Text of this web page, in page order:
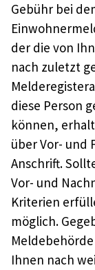
Gebühr bei
der die von
nach zuletzt
diese Person
können,
über Vor- und
Anschrift.
Vor- und
Kriterien
möglich.
Ihnen nach